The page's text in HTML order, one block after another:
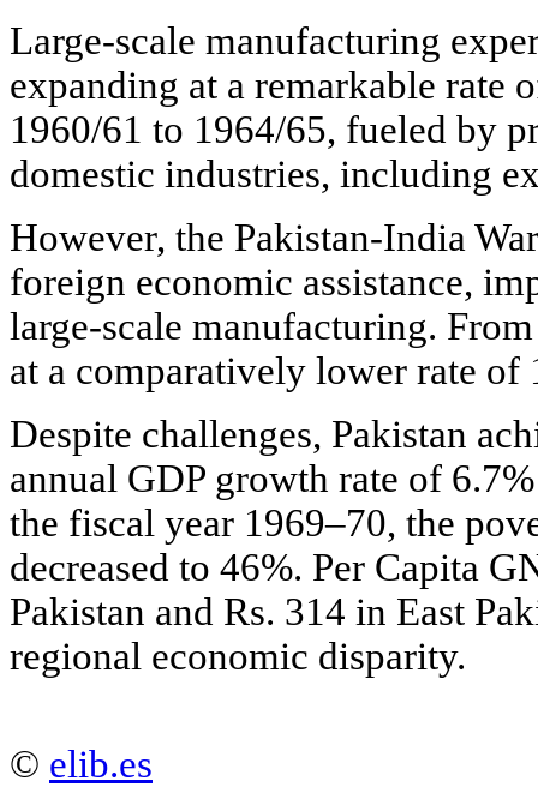
Large-scale manufacturing
expanding at a remarkable rate
1960/61 to 1964/65, fueled by
domestic industries, including
However, the Pakistan-India
foreign economic assistance,
large-scale manufacturing.
at a comparatively lower rate of
Despite challenges, Pakistan
annual GDP growth rate of
the fiscal year 1969–70, the
decreased to 46%. Per Capita
Pakistan and Rs. 314 in East
regional economic disparity.
© elib.es